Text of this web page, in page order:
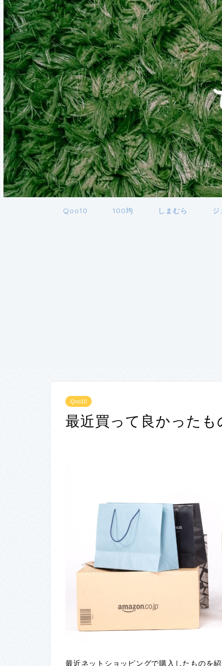
Qoo10 100均 しまむら ジ
Qoo10
最近買って良かったも
最近ネットショッピングで購入したものを